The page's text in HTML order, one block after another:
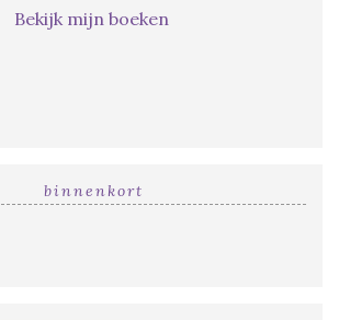
Bekijk mijn boeken
binnenkort